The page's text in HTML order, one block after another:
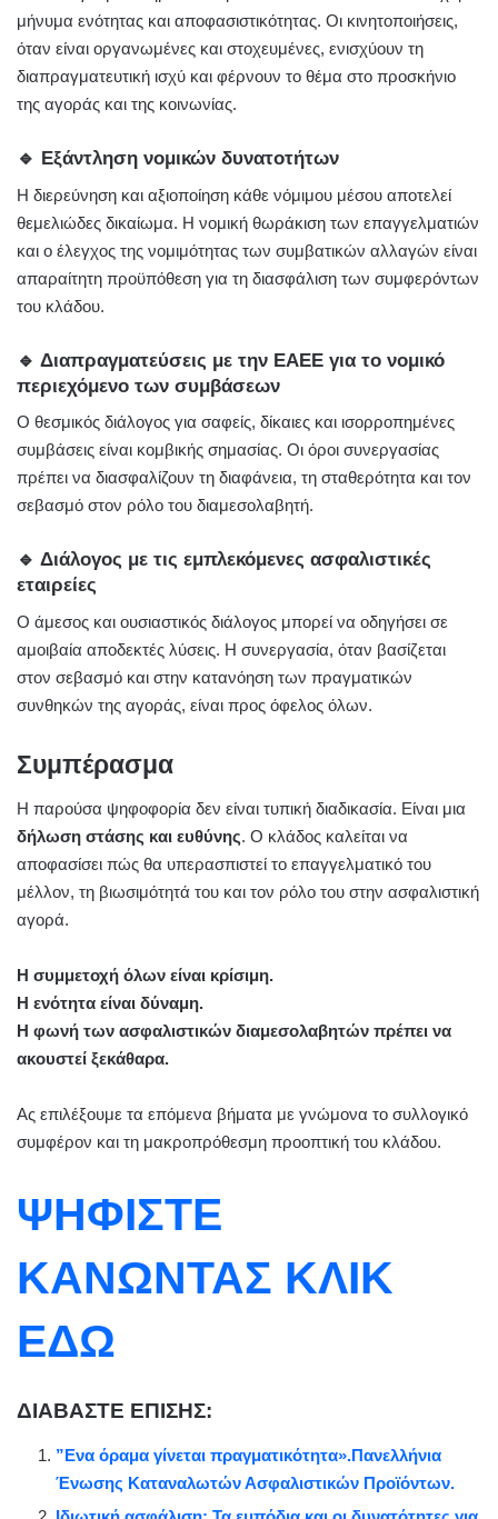
μήνυμα ενότητας και αποφασιστικότητας. Οι κινητοποιήσεις,
όταν είναι οργανωμένες και στοχευμένες, ενισχύουν τη
διαπραγματευτική ισχύ και φέρνουν το θέμα στο προσκήνιο
της αγοράς και της κοινωνίας.
🔹 Εξάντληση νομικών δυνατοτήτων
Η διερεύνηση και αξιοποίηση κάθε νόμιμου μέσου αποτελεί
θεμελιώδες δικαίωμα. Η νομική θωράκιση των επαγγελματιών
και ο έλεγχος της νομιμότητας των συμβατικών αλλαγών είναι
απαραίτητη προϋπόθεση για τη διασφάλιση των συμφερόντων
του κλάδου.
🔹 Διαπραγματεύσεις με την ΕΑΕΕ για το νομικό
περιεχόμενο των συμβάσεων
Ο θεσμικός διάλογος για σαφείς, δίκαιες και ισορροπημένες
συμβάσεις είναι κομβικής σημασίας. Οι όροι συνεργασίας
πρέπει να διασφαλίζουν τη διαφάνεια, τη σταθερότητα και τον
σεβασμό στον ρόλο του διαμεσολαβητή.
🔹 Διάλογος με τις εμπλεκόμενες ασφαλιστικές
εταιρείες
Ο άμεσος και ουσιαστικός διάλογος μπορεί να οδηγήσει σε
αμοιβαία αποδεκτές λύσεις. Η συνεργασία, όταν βασίζεται
στον σεβασμό και στην κατανόηση των πραγματικών
συνθηκών της αγοράς, είναι προς όφελος όλων.
Συμπέρασμα
Η παρούσα ψηφοφορία δεν είναι τυπική διαδικασία. Είναι μια
δήλωση στάσης και ευθύνης. Ο κλάδος καλείται να
αποφασίσει πώς θα υπερασπιστεί το επαγγελματικό του
μέλλον, τη βιωσιμότητά του και τον ρόλο του στην ασφαλιστική
αγορά.
Η συμμετοχή όλων είναι κρίσιμη.
Η ενότητα είναι δύναμη.
Η φωνή των ασφαλιστικών διαμεσολαβητών πρέπει να
ακουστεί ξεκάθαρα.
Ας επιλέξουμε τα επόμενα βήματα με γνώμονα το συλλογικό
συμφέρον και τη μακροπρόθεσμη προοπτική του κλάδου.
ΨΗΦΙΣΤΕ
ΚΑΝΩΝΤΑΣ ΚΛΙΚ
ΕΔΩ
ΔΙΑΒΑΣΤΕ ΕΠΙΣΗΣ:
”Ενα όραμα γίνεται πραγματικότητα».Πανελλήνια
Ένωσης Καταναλωτών Ασφαλιστικών Προϊόντων.